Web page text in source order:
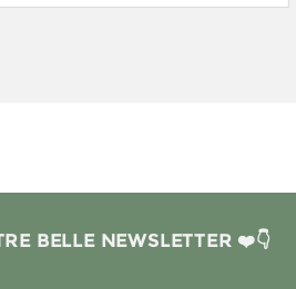
BELLE NEWSLETTER ❤️👇